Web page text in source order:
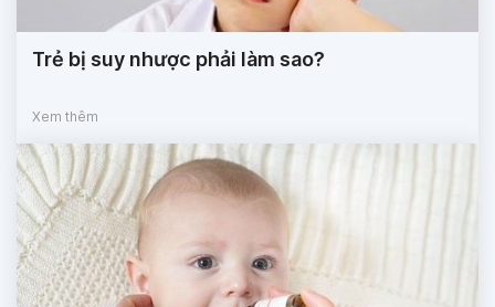
Trẻ bị suy nhược phải làm sao?
Xem thêm